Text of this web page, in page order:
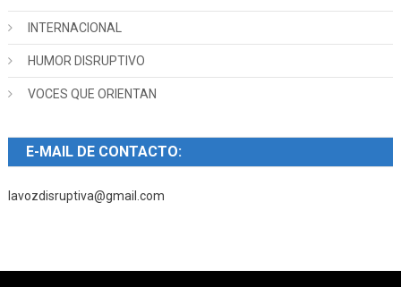
INTERNACIONAL
HUMOR DISRUPTIVO
VOCES QUE ORIENTAN
E-MAIL DE CONTACTO:
lavozdisruptiva@gmail.com